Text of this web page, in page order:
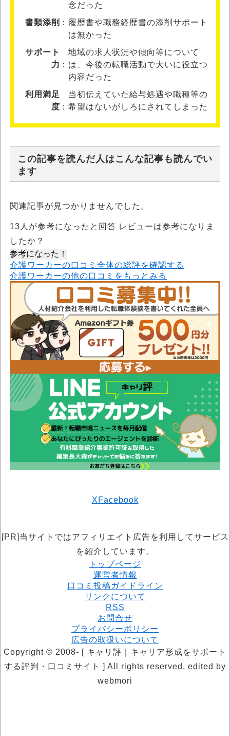
念だった
書類添削
履歴書や職務経歴書の添削サポート
は無かった
サポート
力
地域の求人状況や傾向等について
は、今後の転職活動で大いに役立つ
内容だった
利用満足
度
当初伝えていた給与処遇や職種等の
希望はないがしろにされてしまった
この記事を読んだ人はこんな記事も読んでい
ます
関連記事が見つかりませんでした。
13 人が参考になったと回答 レビューは参考になりま
したか？
参考になった！
介護ワーカーの口コミ全体の総評を確認する
介護ワーカーの他の口コミをもっとみる
X Facebook
[PR]当サイトではアフィリエイト広告を利用してサービス
を紹介しています。
トップページ
運営者情報
口コミ投稿ガイドライン
リンクについて
RSS
お問合せ
プライバシーポリシー
広告の取扱いについて
Copyright © 2008- [ キャリ評｜キャリア形成をサポート
する評判・口コミサイト ] All rights reserved. edited by
webmori